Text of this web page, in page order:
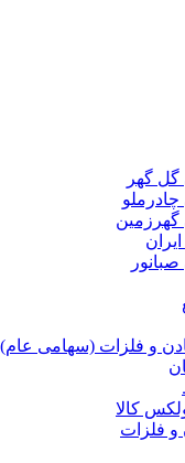
گهر
و فلزات (سهامی عام)
کالا
و فلزات